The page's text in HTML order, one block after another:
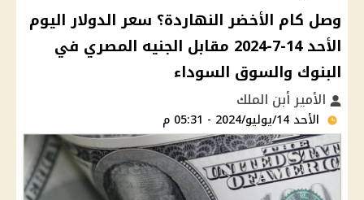
وصل كام الأخضر النهاردة؟ سعر الدولار اليوم
الأحد 14-7-2024 مقابل الجنيه المصري في
البنوك والسوق السوداء
الأمير أبن الملك
الأحد 14/يوليو/2024 - 05:31 م